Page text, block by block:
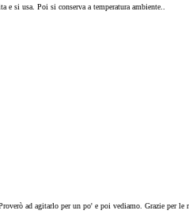
si usa. Poi si conserva a temperatura ambiente..
ad agitarlo per un po' e poi vediamo. Grazie per le